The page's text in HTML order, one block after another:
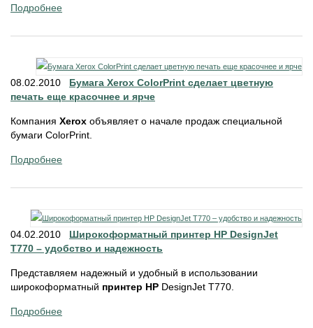
Подробнее
08.02.2010 Бумага Xerox ColorPrint сделает цветную
печать еще красочнее и ярче
Компания Xerox объявляет о начале продаж специальной
бумаги ColorPrint.
Подробнее
04.02.2010 Широкоформатный принтер HP DesignJet
T770 – удобство и надежность
Представляем надежный и удобный в использовании
широкоформатный принтер HP DesignJet T770.
Подробнее